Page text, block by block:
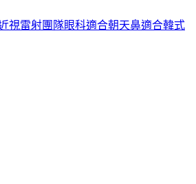
視雷射團隊眼科適合朝天鼻適合韓式